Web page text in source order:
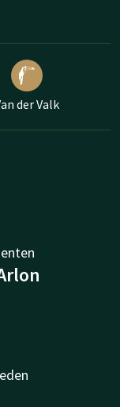
der Valk